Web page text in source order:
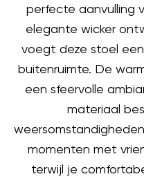
perfecte aanvulling
elegante wicker
voegt deze stoel
buitenruimte. De
een sfeervolle
materiaal
momenten met
terwijl je